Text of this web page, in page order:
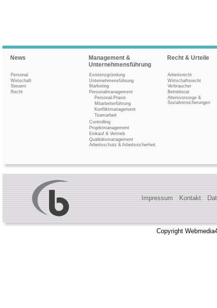
News
Personal
Wirtschaft
Steuern
Recht
Management &
Unternehmensführung
Existenzgründung
Unternehmensführung
Marketing
Personalmanagement
Personal-Praxis
Mitarbeiterführung
Konfliktmanagement
Teamarbeit
Controlling
Projektmanagement
Einkauf & Vertrieb
Qualitätsmanagement
Arbeitsschutz & Arbeitssicherheit
Recht & Urteile
Arbeitsrecht
Wirtschaftsrecht
Verbraucher
Betriebsrat
Altersvorsorge &
Sozialversicherungen
Impressum Kontakt
Copyright